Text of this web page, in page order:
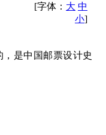
[字体： 大 中
小]
，是中国邮票设计史